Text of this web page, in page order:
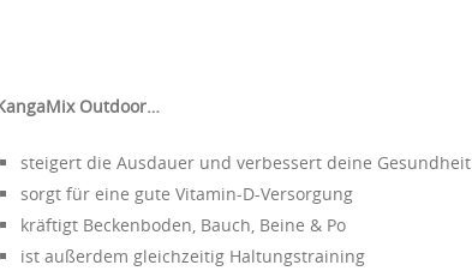
Outdoor…
steigert die Ausdauer und verbessert deine Gesundheit
sorgt für eine gute Vitamin-D-Versorgung
kräftigt Beckenboden, Bauch, Beine & Po
ist außerdem gleichzeitig Haltungstraining